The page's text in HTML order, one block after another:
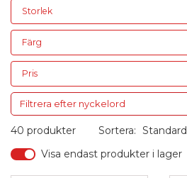
Storlek
Färg
Pris
40 produkter Sortera: Standard
Visa endast produkter i lager